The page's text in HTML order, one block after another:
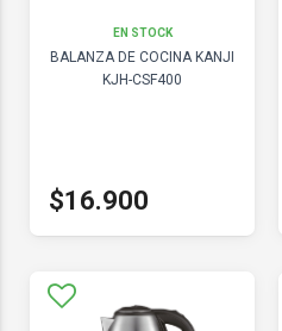
EN STOCK
BALANZA DE COCINA KANJI
KJH-CSF400
$16.900